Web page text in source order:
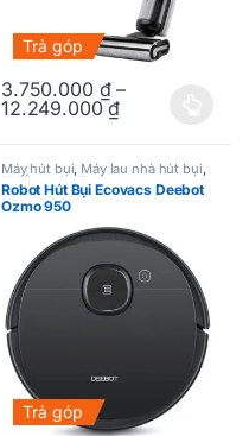
Trả góp
3.750.000 ₫–
12.249.000₫
Sản phẩm này có nhiều biến
Máy hút bụi, Máy lau nhà hút bụi,
Thiết bị gia đình
Robot Hút Bụi Ecovacs Deebot
Ozmo 950
Trả góp